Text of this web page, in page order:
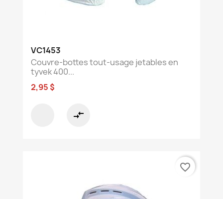
VC1453
Couvre-bottes tout-usage jetables en
tyvek 400...
2,95 $
compare_arrows
favorite_border